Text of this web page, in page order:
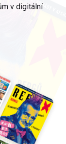
v digitální